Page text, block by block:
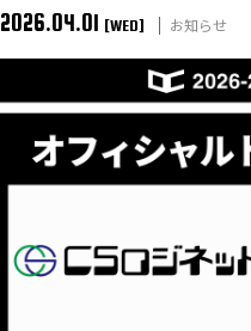
2026.04.01 [WED] お知らせ